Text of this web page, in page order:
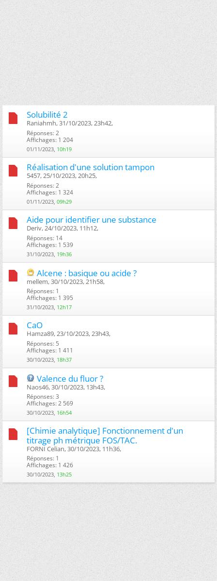
Solubilité 2
Raniahmh, 31/10/2023, 23h42, ‎
Réponses: 2
Affichages: 1 204
01/11/2023, 10h19
Réalisation d'une solution tampon
5457, 25/10/2023, 20h25, ‎
Réponses: 2
Affichages: 1 324
01/11/2023, 09h29
Aide pour identifier une substance
Deriv, 24/10/2023, 11h12, ‎
Réponses: 14
Affichages: 1 539
31/10/2023, 19h36
Alcene : basique ou acide ?
mellem, 30/10/2023, 21h58, ‎
Réponses: 1
Affichages: 1 395
31/10/2023, 12h17
CaO
Hamza89, 23/10/2023, 23h43, ‎
Réponses: 5
Affichages: 1 411
30/10/2023, 18h37
Valence du fluor ?
Naos46, 30/10/2023, 13h43, ‎
Réponses: 3
Affichages: 2 569
30/10/2023, 16h54
[Chimie analytique] Fonctionnement d'un
titrage ph métrique FOS/TAC.
FORNI Celian, 30/10/2023, 11h36, ‎
Réponses: 1
Affichages: 1 426
30/10/2023, 13h25